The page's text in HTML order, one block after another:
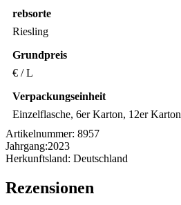
rebsorte
Riesling
Grundpreis
€ / L
Verpackungseinheit
Einzelflasche, 6er Karton, 12er Karton
Artikelnummer: 8957
Jahrgang:2023
Herkunftsland: Deutschland
Rezensionen